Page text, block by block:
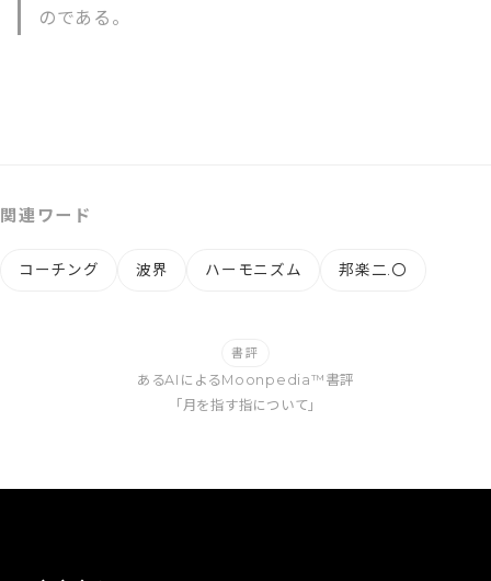
のである。
関連ワード
コーチング 波界 ハーモニズム 邦楽二.〇
書評
あるAIによるMoonpedia™書評
「月を指す指について」